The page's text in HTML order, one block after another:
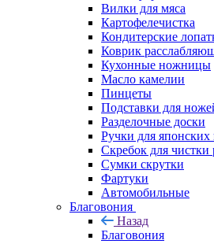
Вилки для мяса
Картофелечистка
Кондитерские
Коврик
Кухонные ножницы
Масло камелии
Пинцеты
Подставки для
Разделочные доски
Ручки для
Скребок для
Сумки скрутки
Фартуки
Автомобильные
Благовония
Назад
Благовония